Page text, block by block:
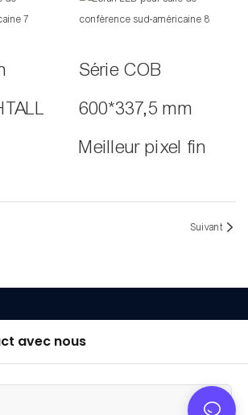
Série COB
600*337,5 mm
Meilleur pixel fin
Suivant
avec nous